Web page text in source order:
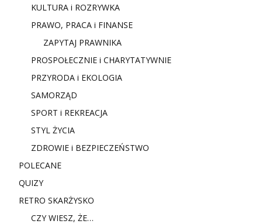
KULTURA i ROZRYWKA
PRAWO, PRACA i FINANSE
ZAPYTAJ PRAWNIKA
PROSPOŁECZNIE i CHARYTATYWNIE
PRZYRODA i EKOLOGIA
SAMORZĄD
SPORT i REKREACJA
STYL ŻYCIA
ZDROWIE i BEZPIECZEŃSTWO
POLECANE
QUIZY
RETRO SKARŻYSKO
CZY WIESZ, ŻE…